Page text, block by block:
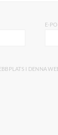
E-
I DENNA